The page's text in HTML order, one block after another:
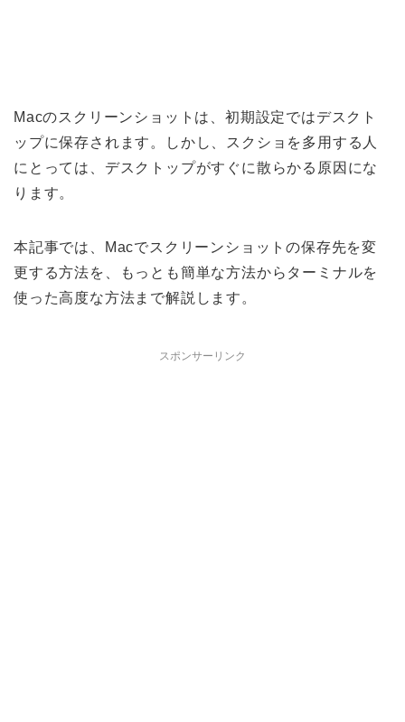
Macのスクリーンショットは、初期設定ではデスクト
ップに保存されます。しかし、スクショを多用する人
にとっては、デスクトップがすぐに散らかる原因にな
ります。
本記事では、Macでスクリーンショットの保存先を変
更する方法を、もっとも簡単な方法からターミナルを
使った高度な方法まで解説します。
スポンサーリンク